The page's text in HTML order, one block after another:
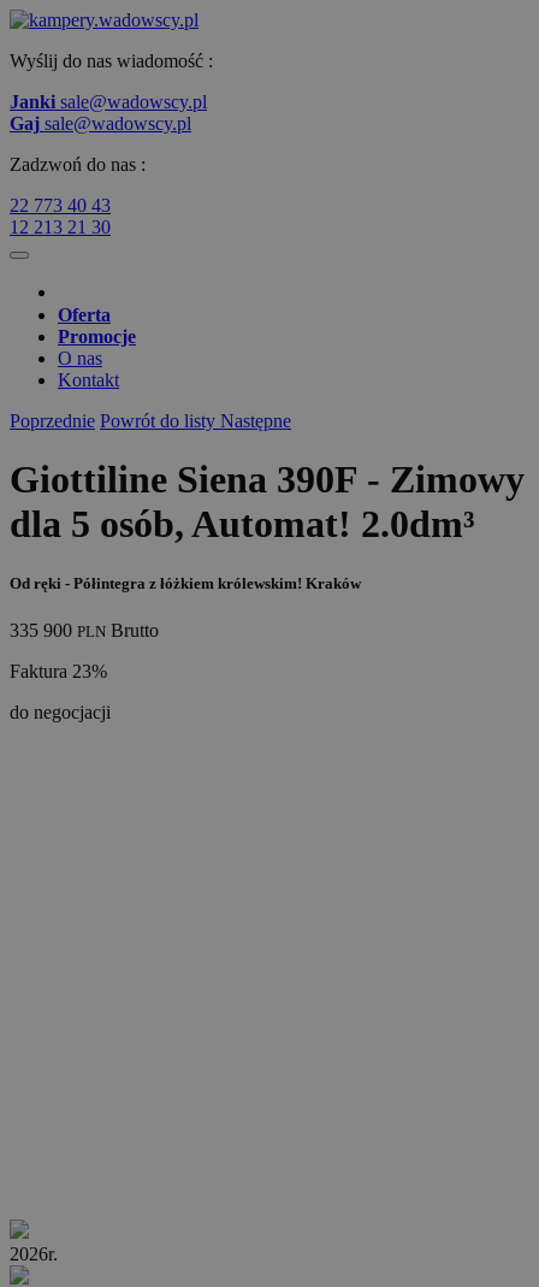
Wyślij do nas wiadomość :
Janki sale@wadowscy.pl
Gaj sale@wadowscy.pl
Zadzwoń do nas :
22 773 40 43
12 213 21 30
Oferta
Promocje
O nas
Kontakt
Poprzednie Powrót do listy Następne
Giottiline Siena 390F - Zimowy
dla 5 osób, Automat! 2.0dm³
Od ręki - Półintegra z łóżkiem królewskim! Kraków
335 900 PLN Brutto
Faktura 23%
do negocjacji
2026r.